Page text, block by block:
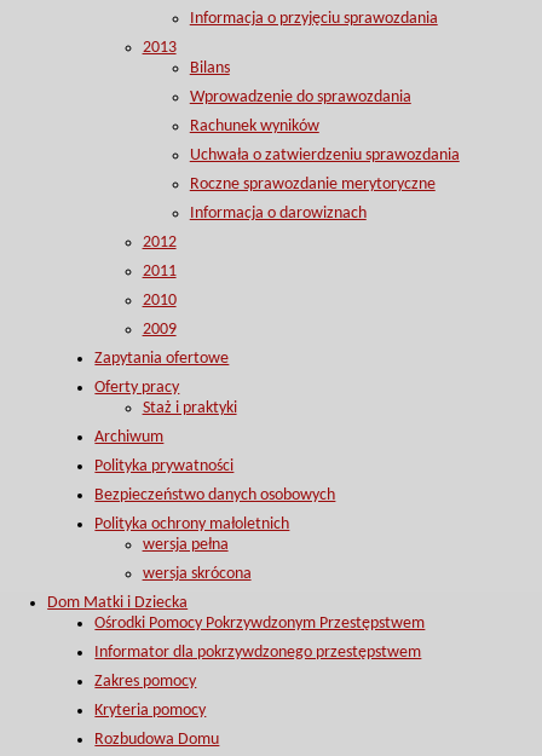
Informacja o przyjęciu sprawozdania
2013
Bilans
Wprowadzenie do sprawozdania
Rachunek wyników
Uchwała o zatwierdzeniu sprawozdania
Roczne sprawozdanie merytoryczne
Informacja o darowiznach
2012
2011
2010
2009
Zapytania ofertowe
Oferty pracy
Staż i praktyki
Archiwum
Polityka prywatności
Bezpieczeństwo danych osobowych
Polityka ochrony małoletnich
wersja pełna
wersja skrócona
Dom Matki i Dziecka
Ośrodki Pomocy Pokrzywdzonym Przestępstwem
Informator dla pokrzywdzonego przestępstwem
Zakres pomocy
Kryteria pomocy
Rozbudowa Domu